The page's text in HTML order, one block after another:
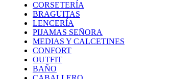
CORSETERÍA
BRAGUITAS
LENCERÍA
PIJAMAS SEÑORA
MEDIAS Y CALCETINES
CONFORT
OUTFIT
BAÑO